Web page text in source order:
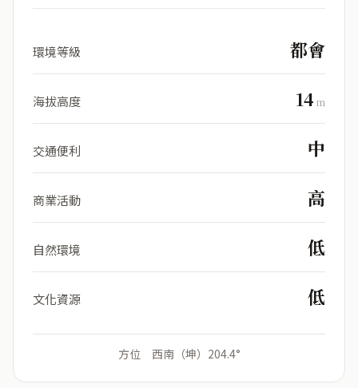
環境等級 都會
海拔高度 14 m
交通便利 中
商業活動 高
自然環境 低
文化資源 低
方位 西南（坤）204.4°